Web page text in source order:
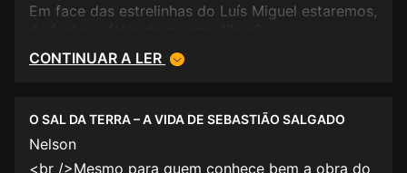
Em face das estrelinhas do Luís Miguel estaremos,
CONTINUAR A LER
O SAL DA TERRA – A VIDA DE SEBASTIÃO SALGADO
Nelson
<br />Mesmo para quem conhece bem a obra do